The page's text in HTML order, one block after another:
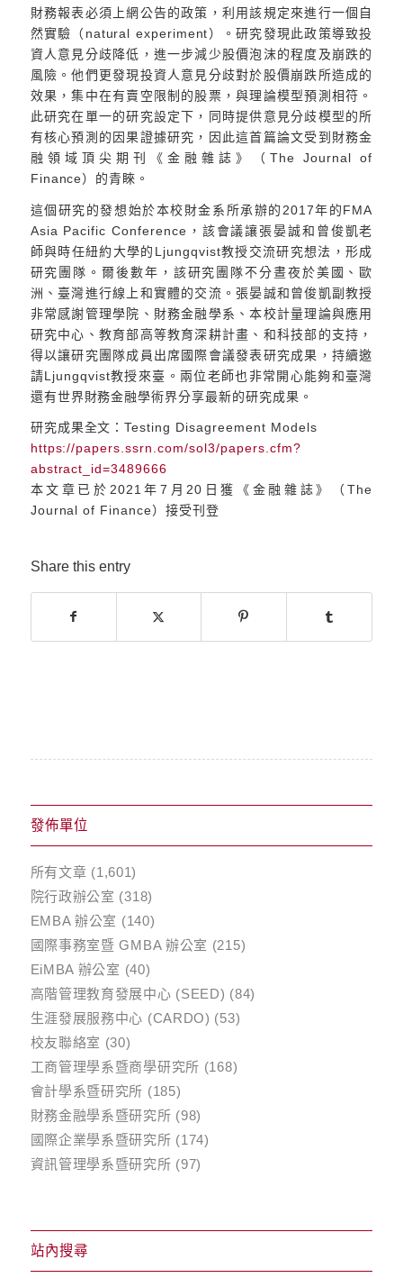
財務報表必須上網公告的政策，利用該規定來進行一個自
然實驗（natural experiment）。研究發現此政策導致投
資人意見分歧降低，進一步減少股價泡沫的程度及崩跌的
風險。他們更發現投資人意見分歧對於股價崩跌所造成的
效果，集中在有賣空限制的股票，與理論模型預測相符。
此研究在單一的研究設定下，同時提供意見分歧模型的所
有核心預測的因果證據研究，因此這首篇論文受到財務金
融領域頂尖期刊《金融雜誌》（The Journal of
Finance）的青睞。
這個研究的發想始於本校財金系所承辦的2017年的FMA
Asia Pacific Conference，該會議讓張晏誠和曾俊凱老
師與時任紐約大學的Ljungqvist教授交流研究想法，形成
研究團隊。爾後數年，該研究團隊不分晝夜於美國、歐
洲、臺灣進行線上和實體的交流。張晏誠和曾俊凱副教授
非常感謝管理學院、財務金融學系、本校計量理論與應用
研究中心、教育部高等教育深耕計畫、和科技部的支持，
得以讓研究團隊成員出席國際會議發表研究成果，持續邀
請Ljungqvist教授來臺。兩位老師也非常開心能夠和臺灣
還有世界財務金融學術界分享最新的研究成果。
研究成果全文：Testing Disagreement Models
https://papers.ssrn.com/sol3/papers.cfm?
abstract_id=3489666
本文章已於2021年7月20日獲《金融雜誌》（The
Journal of Finance）接受刊登
Share this entry
發佈單位
所有文章 (1,601)
院行政辦公室 (318)
EMBA 辦公室 (140)
國際事務室暨 GMBA 辦公室 (215)
EiMBA 辦公室 (40)
高階管理教育發展中心 (SEED) (84)
生涯發展服務中心 (CARDO) (53)
校友聯絡室 (30)
工商管理學系暨商學研究所 (168)
會計學系暨研究所 (185)
財務金融學系暨研究所 (98)
國際企業學系暨研究所 (174)
資訊管理學系暨研究所 (97)
站內搜尋